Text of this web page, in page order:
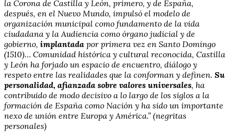
la Corona de Castilla y León, primero, y de España,
después, en el Nuevo Mundo, impulsó el modelo de
organización municipal como fundamento de la vida
ciudadana y la Audiencia como órgano judicial y de
gobierno, implantada por primera vez en Santo Domingo
(1510)… Comunidad histórica y cultural reconocida, Castilla
y León ha forjado un espacio de encuentro, diálogo y
respeto entre las realidades que la conforman y definen. Su
personalidad, afianzada sobre valores universales, ha
contribuido de modo decisivo a lo largo de los siglos a la
formación de España como Nación y ha sido un importante
nexo de unión entre Europa y América.” (negritas
personales)